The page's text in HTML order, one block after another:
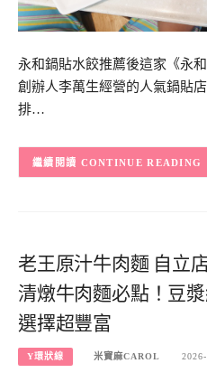
永和鍋貼水餃推薦後這家《永
創辦人李萬生經營的人氣鍋貼
排…
CONTINUE READING
老王原汁牛肉麵 自立
清燉牛肉麵必點！豆
選擇超豐富
Y環狀線 米寶麻CAROL